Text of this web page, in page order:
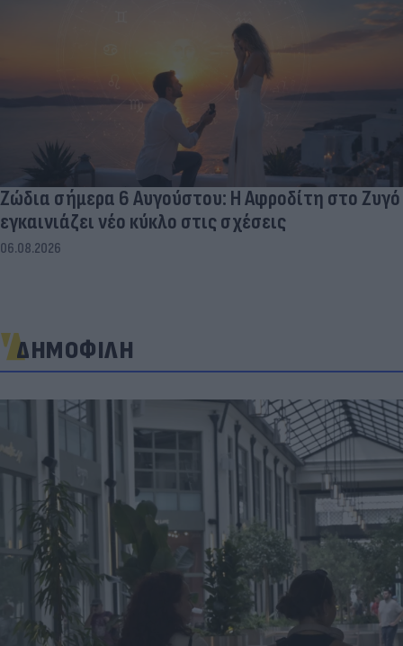
Ζώδια σήμερα 6 Αυγούστου: Η Αφροδίτη στο Ζυγό
εγκαινιάζει νέο κύκλο στις σχέσεις
06.08.2026
ΔΗΜΟΦΙΛΗ